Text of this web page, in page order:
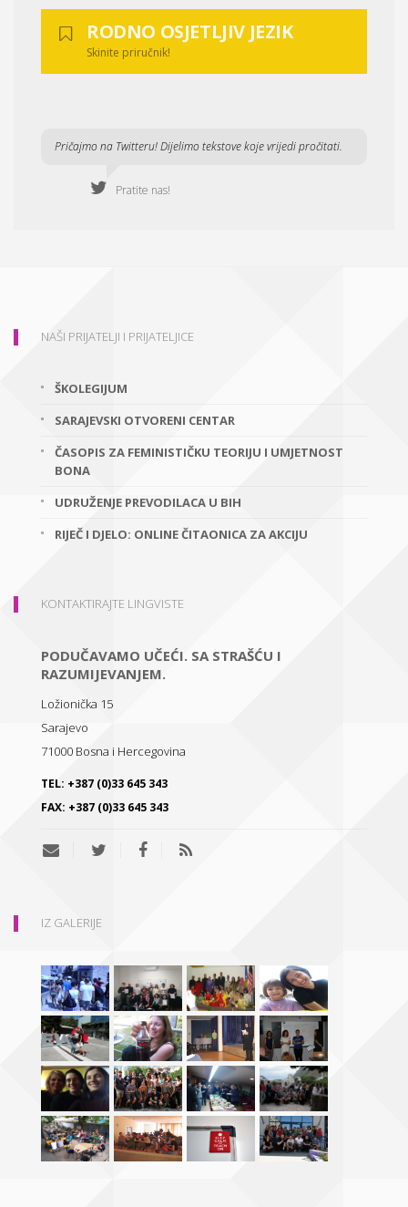
RODNO OSJETLJIV JEZIK
Skinite priručnik!
Pričajmo na Twitteru! Dijelimo tekstove koje vrijedi pročitati.
Pratite nas!
NAŠI PRIJATELJI I PRIJATELJICE
ŠKOLEGIJUM
SARAJEVSKI OTVORENI CENTAR
ČASOPIS ZA FEMINISTIČKU TEORIJU I UMJETNOST
BONA
UDRUŽENJE PREVODILACA U BIH
RIJEČ I DJELO: ONLINE ČITAONICA ZA AKCIJU
KONTAKTIRAJTE LINGVISTE
PODUČAVAMO UČEĆI. SA STRAŠĆU I
RAZUMIJEVANJEM.
Ložionička 15
Sarajevo
71000 Bosna i Hercegovina
TEL: +387 (0)33 645 343
FAX: +387 (0)33 645 343
IZ GALERIJE